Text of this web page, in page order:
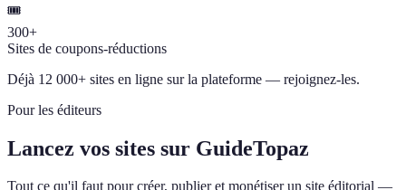
🎟️
300+
Sites de coupons-réductions
Déjà 12 000+ sites en ligne sur la plateforme — rejoignez-les.
Pour les éditeurs
Lancez vos sites sur GuideTopaz
Tout ce qu'il faut pour créer, publier et monétiser un site éditorial —